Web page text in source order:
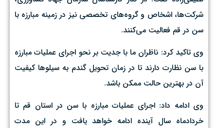
شرکت‌ها، اشخاص و گروه‌های تخصصی نیز در زمینه مبارزه با
سن در قم فعالیت می‌کنند.
وی تاکید کرد: ناظران ما با جدیت بر نحو اجرای عملیات مبارزه
با سن نظارت دارند تا در زمان تحویل گندم به سیلوها کیفیت
آن در بهترین حالت ممکن باشد.
وی ادامه داد: اجرای عملیات مبارزه با سن در استان قم تا
خردادماه سال آینده ادامه خواهد یافت و در این مدت